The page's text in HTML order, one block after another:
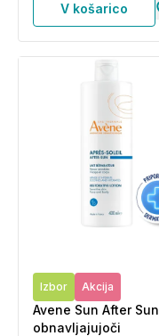
V košarico
Izbor Akcija
Avene Sun After Sun,
obnavljajujoči